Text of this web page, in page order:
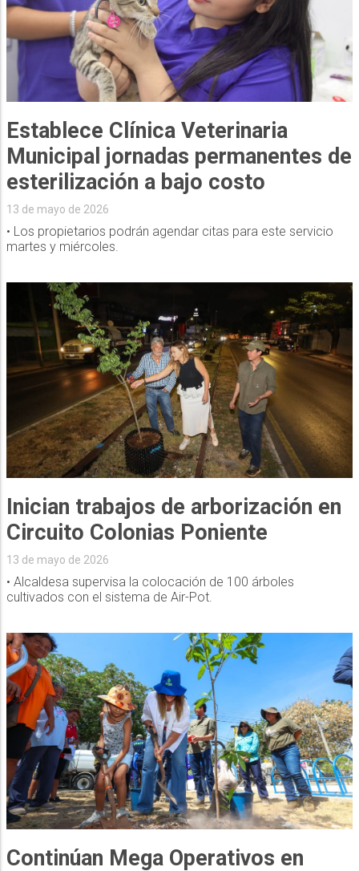
Establece Clínica Veterinaria
Municipal jornadas permanentes de
esterilización a bajo costo
13 de mayo de 2026
• Los propietarios podrán agendar citas para este servicio
martes y miércoles.
Inician trabajos de arborización en
Circuito Colonias Poniente
13 de mayo de 2026
• Alcaldesa supervisa la colocación de 100 árboles
cultivados con el sistema de Air-Pot.
Continúan Mega Operativos en